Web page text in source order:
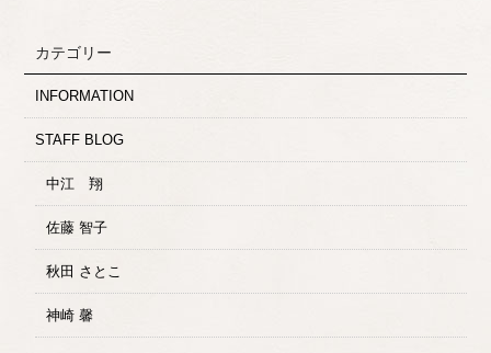
カテゴリー
INFORMATION
STAFF BLOG
中江 翔
佐藤 智子
秋田 さとこ
神崎 馨